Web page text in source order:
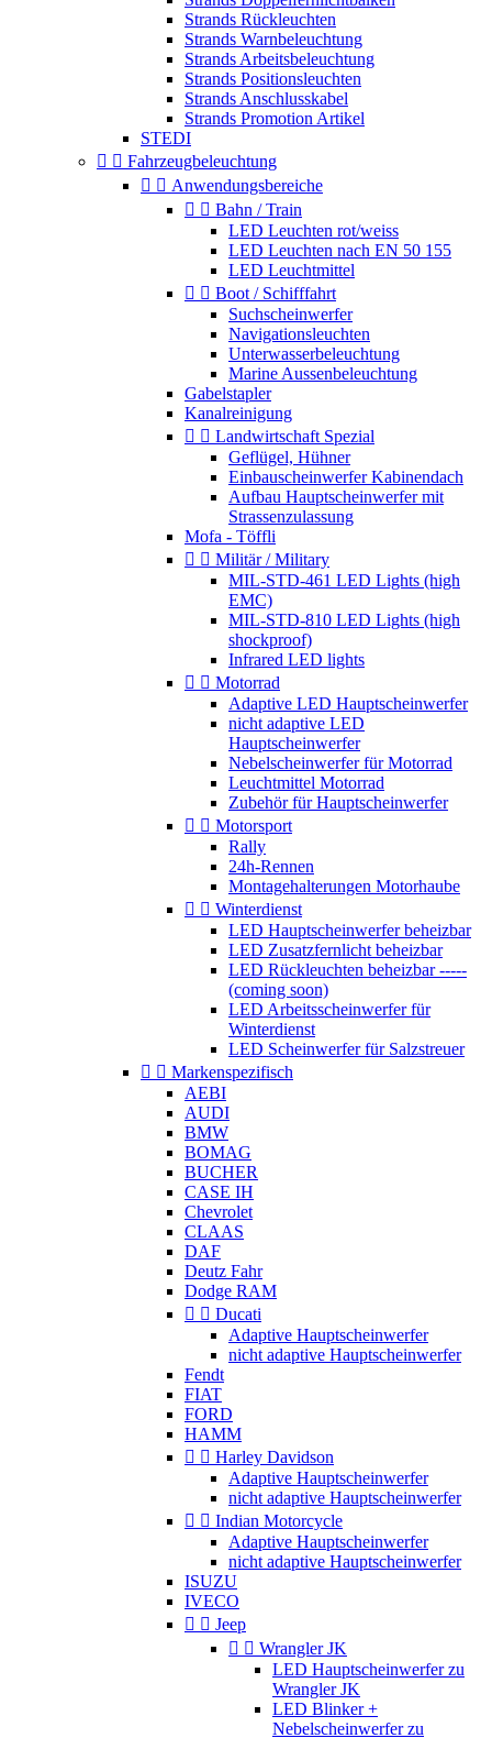
Strands Rückleuchten
Strands Warnbeleuchtung
Strands Arbeitsbeleuchtung
Strands Positionsleuchten
Strands Anschlusskabel
Strands Promotion Artikel
STEDI
  Fahrzeugbeleuchtung
  Anwendungsbereiche
  Bahn / Train
LED Leuchten rot/weiss
LED Leuchten nach EN 50 155
LED Leuchtmittel
  Boot / Schifffahrt
Suchscheinwerfer
Navigationsleuchten
Unterwasserbeleuchtung
Marine Aussenbeleuchtung
Gabelstapler
Kanalreinigung
  Landwirtschaft Spezial
Geflügel, Hühner
Einbauscheinwerfer Kabinendach
Aufbau Hauptscheinwerfer mit
Strassenzulassung
Mofa - Töffli
  Militär / Military
MIL-STD-461 LED Lights (high
EMC)
MIL-STD-810 LED Lights (high
shockproof)
Infrared LED lights
  Motorrad
Adaptive LED Hauptscheinwerfer
nicht adaptive LED
Hauptscheinwerfer
Nebelscheinwerfer für Motorrad
Leuchtmittel Motorrad
Zubehör für Hauptscheinwerfer
  Motorsport
Rally
24h-Rennen
Montagehalterungen Motorhaube
  Winterdienst
LED Hauptscheinwerfer beheizbar
LED Zusatzfernlicht beheizbar
LED Rückleuchten beheizbar -----
(coming soon)
LED Arbeitsscheinwerfer für
Winterdienst
LED Scheinwerfer für Salzstreuer
  Markenspezifisch
AEBI
AUDI
BMW
BOMAG
BUCHER
CASE IH
Chevrolet
CLAAS
DAF
Deutz Fahr
Dodge RAM
  Ducati
Adaptive Hauptscheinwerfer
nicht adaptive Hauptscheinwerfer
Fendt
FIAT
FORD
HAMM
  Harley Davidson
Adaptive Hauptscheinwerfer
nicht adaptive Hauptscheinwerfer
  Indian Motorcycle
Adaptive Hauptscheinwerfer
nicht adaptive Hauptscheinwerfer
ISUZU
IVECO
  Jeep
  Wrangler JK
LED Hauptscheinwerfer zu
Wrangler JK
LED Blinker +
Nebelscheinwerfer zu